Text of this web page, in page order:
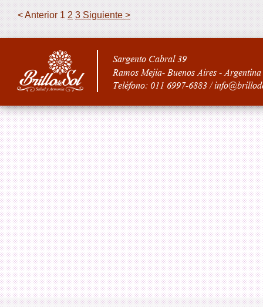
< Anterior1 2 3Siguiente >
Sargento Cabral 39
Ramos Mejía- Buenos Aires - Argentina
Teléfono: 011 6997-6883 /